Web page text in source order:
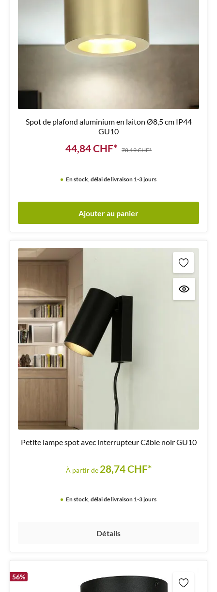
Spot de plafond aluminium en laiton Ø8,5 cm IP44
GU10
44,84 CHF* 78,19 CHF*
En stock, délai de livraison 1-3 jours
Ajouter au panier
Petite lampe spot avec interrupteur Câble noir GU10
À partir de 28,74 CHF*
En stock, délai de livraison 1-3 jours
Détails
56%